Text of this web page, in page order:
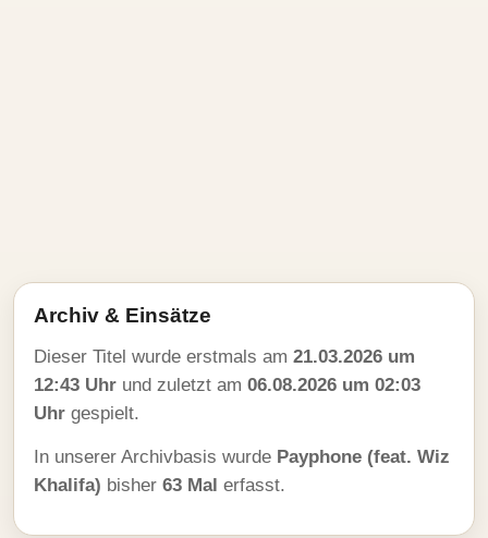
Archiv & Einsätze
Dieser Titel wurde erstmals am 21.03.2026 um
12:43 Uhr und zuletzt am 06.08.2026 um 02:03
Uhr gespielt.
In unserer Archivbasis wurde Payphone (feat. Wiz
Khalifa) bisher 63 Mal erfasst.